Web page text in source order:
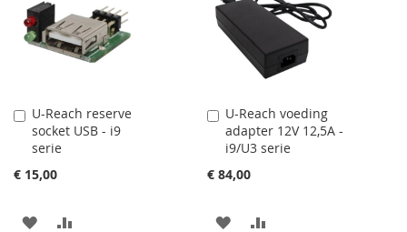
U-Reach reserve
socket USB - i9
serie
€ 15,00
In
Winkelwagen
VOEG
U-Reach voeding
adapter 12V 12,5A -
i9/U3 serie
€ 84,00
In
Winkelwagen
VOEG